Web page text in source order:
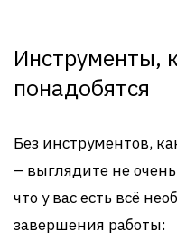
Инструменты,
понадобятся
Без инструментов,
– выглядите не
что у вас есть всё
завершения работы: